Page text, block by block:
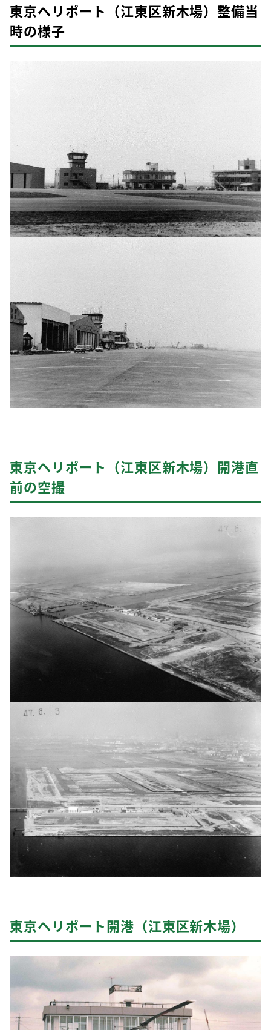
東京ヘリポート（江東区新木場）整備当
時の様子
東京ヘリポート（江東区新木場）開港直
前の空撮
東京ヘリポート開港（江東区新木場）